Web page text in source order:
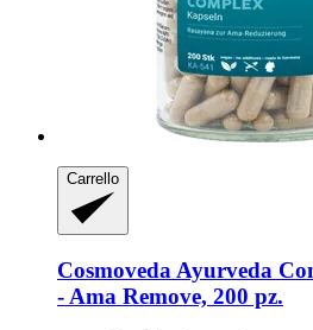
Carrello
Cosmoveda Ayurveda
-​ Ama Remove, 200 pz.